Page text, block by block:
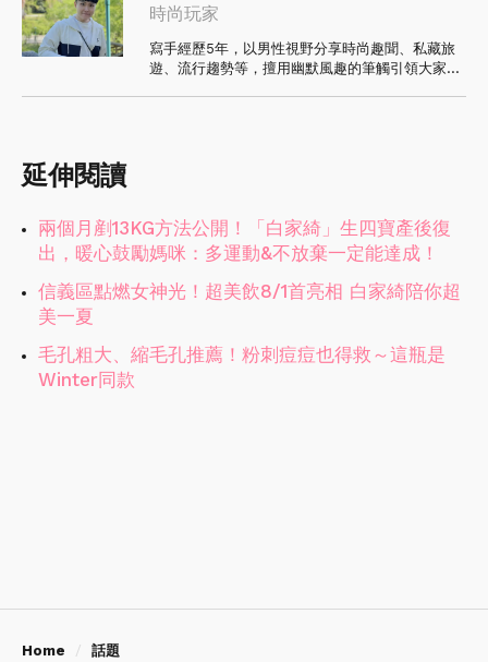
時尚玩家
寫手經歷5年，以男性視野分享時尚趣聞、私藏旅
遊、流行趨勢等，擅用幽默風趣的筆觸引領大家，
延伸閱讀
兩個月剷13KG方法公開！「白家綺」生四寶產後復
出，暖心鼓勵媽咪：多運動&不放棄一定能達成！
信義區點燃女神光！超美飲8/1首亮相 白家綺陪你超
美一夏
毛孔粗大、縮毛孔推薦！粉刺痘痘也得救～這瓶是
Winter同款
Home 話題